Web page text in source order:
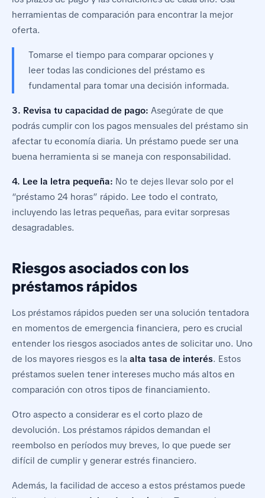
herramientas de comparación para encontrar la mejor
oferta.
Tomarse el tiempo para comparar opciones y
leer todas las condiciones del préstamo es
fundamental para tomar una decisión informada.
3. Revisa tu capacidad de pago: Asegúrate de que
podrás cumplir con los pagos mensuales del préstamo sin
afectar tu economía diaria. Un préstamo puede ser una
buena herramienta si se maneja con responsabilidad.
4. Lee la letra pequeña: No te dejes llevar solo por el
“préstamo 24 horas” rápido. Lee todo el contrato,
incluyendo las letras pequeñas, para evitar sorpresas
desagradables.
Riesgos asociados con los
préstamos rápidos
Los préstamos rápidos pueden ser una solución tentadora
en momentos de emergencia financiera, pero es crucial
entender los riesgos asociados antes de solicitar uno. Uno
de los mayores riesgos es la alta tasa de interés. Estos
préstamos suelen tener intereses mucho más altos en
comparación con otros tipos de financiamiento.
Otro aspecto a considerar es el corto plazo de
devolución. Los préstamos rápidos demandan el
reembolso en períodos muy breves, lo que puede ser
difícil de cumplir y generar estrés financiero.
Además, la facilidad de acceso a estos préstamos puede